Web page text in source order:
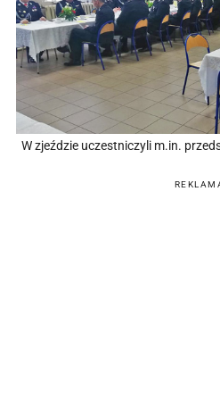
W zjeździe uczestniczyli m.in.